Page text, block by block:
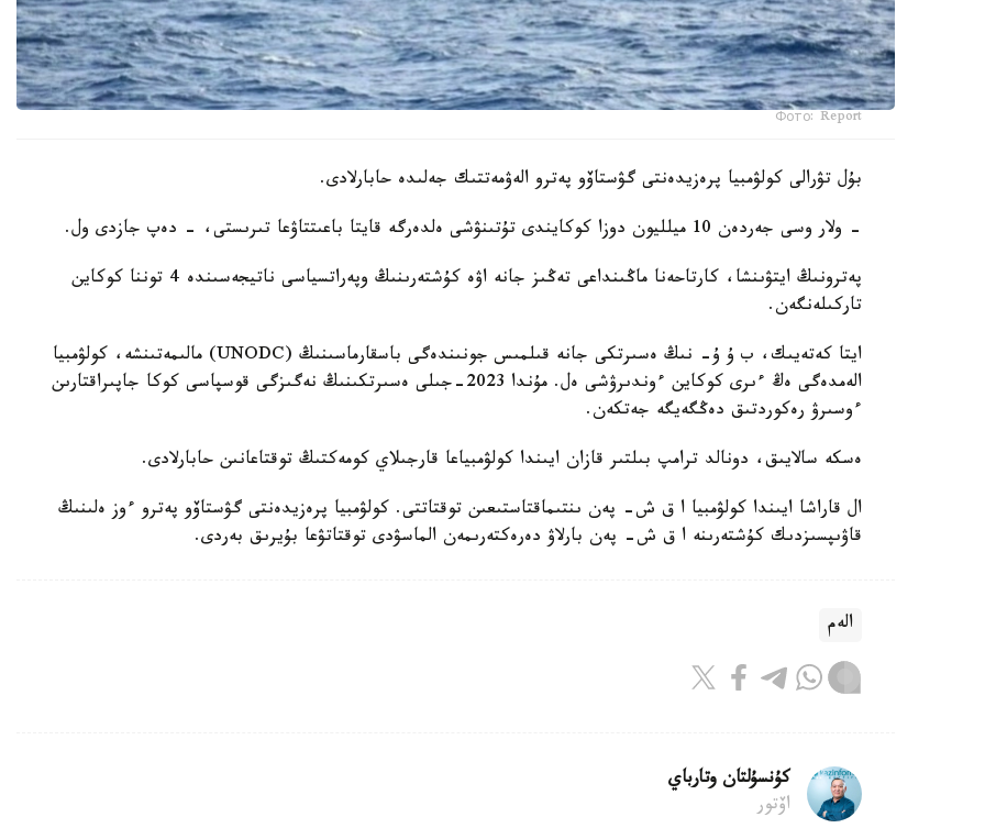
Фото: Report
بۇل تۋرالى كولۋمبيا پرەزيدەنتى گۋستاۆو پەترو الەۋمەتتىك جەلىدە حابارلادى.
- ولار وسى جەردەن 10 ميلليون دوزا كوكايندى تۇتىنۋشى ەلدەرگە قايتا باعىتتاۋعا تىرىستى، - دەپ جازدى ول.
پەترونىڭ ايتۋىنشا، كارتاحەنا ماڭىنداعى تەڭىز جانە اۋە كۇشتەرىنىڭ وپەراتسياسى ناتيجەسىندە 4 توننا كوكاين
تاركىلەنگەن.
ايتا كەتەيىك، ب ۇ ۇ- نىڭ ەسىرتكى جانە قىلمىس جونىندەگى باسقارماسىنىڭ (UNODC) مالىمەتىنشە، كولۋمبيا
الەمدەگى ەڭ ءىرى كوكاين ءوندىرۋشى ەل. مۇندا 2023-جىلى ەسىرتكىنىڭ نەگىزگى قوسپاسى كوكا جاپىراقتارىن
ءوسىرۋ رەكوردتىق دەڭگەيگە جەتكەن.
ەسكە سالايىق، دونالد ترامپ بىلتىر قازان ايىندا كولۋمبياعا قارجىلاي كومەكتىڭ توقتاعانىن حابارلادى.
ال قاراشا ايىندا كولۋمبيا ا ق ش- پەن ىنتىماقتاستىعىن توقتاتتى. كولۋمبيا پرەزيدەنتى گۋستاۆو پەترو ءوز ەلىنىڭ
قاۋىپسىزدىك كۇشتەرىنە ا ق ش- پەن بارلاۋ دەرەكتەرىمەن الماسۋدى توقتاتۋعا بۇيرىق بەردى.
الەم
كۇنسۇلتان وتارباي
اۆتور